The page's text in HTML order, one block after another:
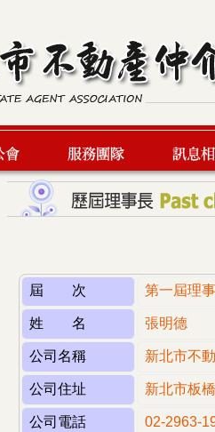
服務團隊 最新訊息
屆 次 第一屆理
姓 名 張明德
公司名稱 新北市不
公司住址 新北市板
公司電話 02-2963-